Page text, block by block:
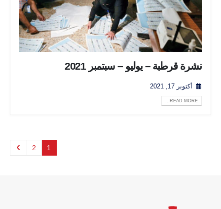
نشرة قرطبة – يوليو – سبتمبر 2021
أكتوبر 17, 2021
READ MORE...
1
2